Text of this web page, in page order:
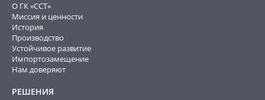
О ГК «ССТ»
Миссия и ценности
История
Производство
Устойчивое развитие
Импортозамещение
Нам доверяют
РЕШЕНИЯ